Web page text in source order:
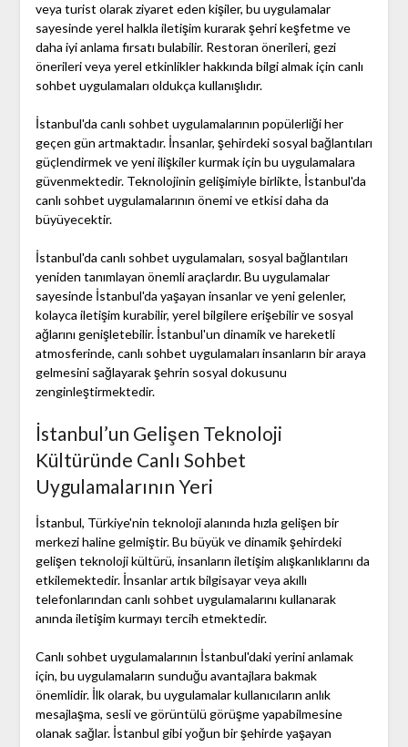
veya turist olarak ziyaret eden kişiler, bu uygulamalar
sayesinde yerel halkla iletişim kurarak şehri keşfetme ve
daha iyi anlama fırsatı bulabilir. Restoran önerileri, gezi
önerileri veya yerel etkinlikler hakkında bilgi almak için canlı
sohbet uygulamaları oldukça kullanışlıdır.
İstanbul'da canlı sohbet uygulamalarının popülerliği her
geçen gün artmaktadır. İnsanlar, şehirdeki sosyal bağlantıları
güçlendirmek ve yeni ilişkiler kurmak için bu uygulamalara
güvenmektedir. Teknolojinin gelişimiyle birlikte, İstanbul'da
canlı sohbet uygulamalarının önemi ve etkisi daha da
büyüyecektir.
İstanbul'da canlı sohbet uygulamaları, sosyal bağlantıları
yeniden tanımlayan önemli araçlardır. Bu uygulamalar
sayesinde İstanbul'da yaşayan insanlar ve yeni gelenler,
kolayca iletişim kurabilir, yerel bilgilere erişebilir ve sosyal
ağlarını genişletebilir. İstanbul'un dinamik ve hareketli
atmosferinde, canlı sohbet uygulamaları insanların bir araya
gelmesini sağlayarak şehrin sosyal dokusunu
zenginleştirmektedir.
İstanbul’un Gelişen Teknoloji
Kültüründe Canlı Sohbet
Uygulamalarının Yeri
İstanbul, Türkiye'nin teknoloji alanında hızla gelişen bir
merkezi haline gelmiştir. Bu büyük ve dinamik şehirdeki
gelişen teknoloji kültürü, insanların iletişim alışkanlıklarını da
etkilemektedir. İnsanlar artık bilgisayar veya akıllı
telefonlarından canlı sohbet uygulamalarını kullanarak
anında iletişim kurmayı tercih etmektedir.
Canlı sohbet uygulamalarının İstanbul'daki yerini anlamak
için, bu uygulamaların sunduğu avantajlara bakmak
önemlidir. İlk olarak, bu uygulamalar kullanıcıların anlık
mesajlaşma, sesli ve görüntülü görüşme yapabilmesine
olanak sağlar. İstanbul gibi yoğun bir şehirde yaşayan